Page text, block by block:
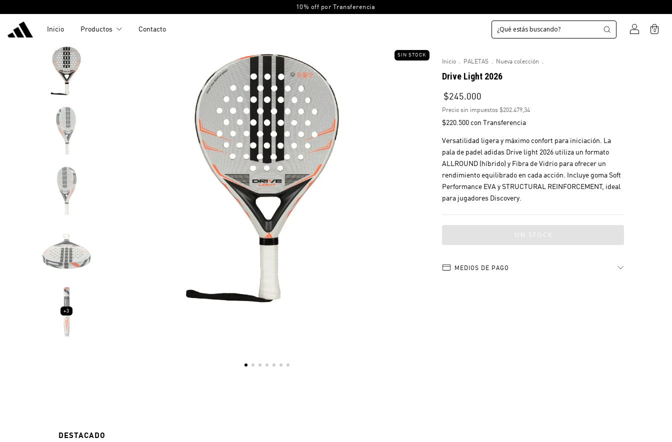
10% off por Transferencia
Inicio Productos Contacto 0
+3
SIN STOCK
Inicio . PALETAS . Nueva colección .
Drive Light 2026
$245.000
Precio sin impuestos$202.479,34
$220.500 con Transferencia
Versatilidad ligera y máximo confort para iniciación. La
pala de padel adidas Drive light 2026 utiliza un formato
ALLROUND (híbrido) y Fibra de Vidrio para ofrecer un
rendimiento equilibrado en cada acción. Incluye goma Soft
Performance EVA y STRUCTURAL REINFORCEMENT, ideal
para jugadores Discovery.
MEDIOS DE PAGO
DESTACADO